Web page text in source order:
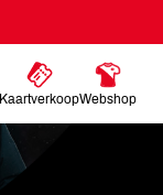
KaartverkoopWebshop